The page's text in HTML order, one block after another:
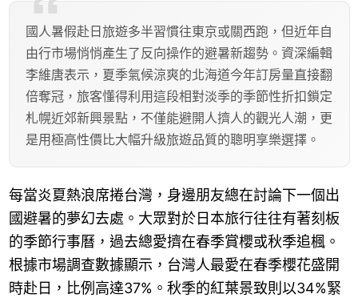
國人暑假赴日旅遊多半習慣往東京或關西跑，但近年自
由行市場悄悄產生了反向操作的避暑新趨勢。資深編輯
李維唐表示，夏季氣候涼爽的北海道今年訂房量直接翻
倍奪冠，旅客懂得利用這段相對淡季的季節性折扣鎖定
札幌近郊新興景點，不僅能避開人擠人的觀光人潮，更
是用極高性價比大幅升級旅遊品質的聰明享樂選擇。
每當炎夏熱浪席捲台灣，身邊朋友總在討論下一個出
國避暑的夢幻去處。大眾對於日本旅行往往有著刻板
的季節行事曆，過去總愛擠在春季賞櫻或秋季追楓。
根據市場調查數據顯示，台灣人最愛在春季櫻花盛開
時赴日，比例高達37%。秋季的紅葉景致則以34%緊